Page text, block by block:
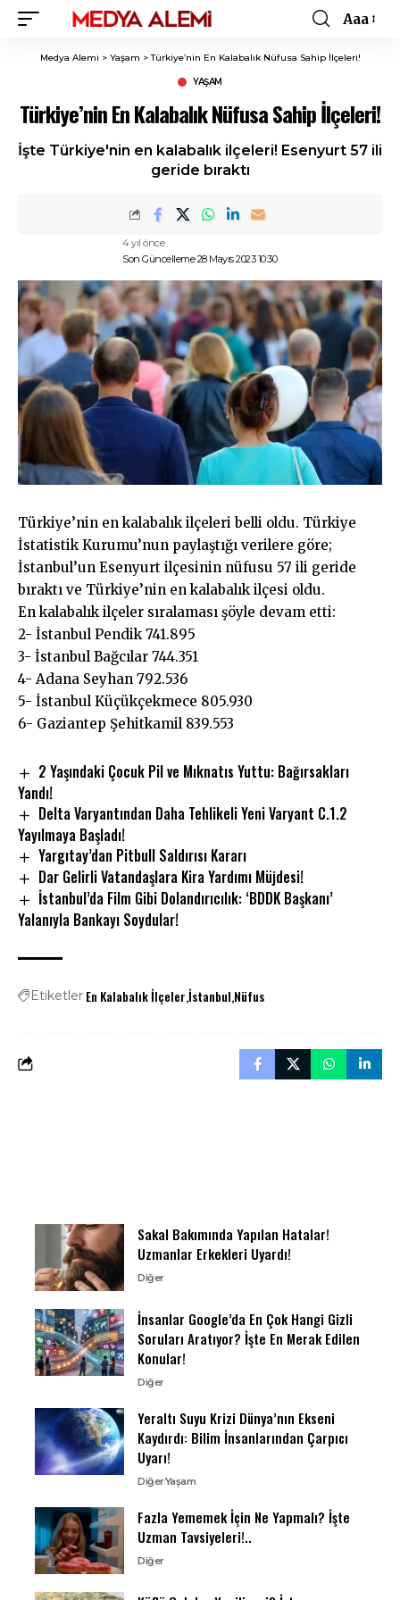
Font
Resizer
Aaa
Medya Alemi > Yaşam >Türkiye’nin En Kalabalık Nüfusa Sahip İlçeleri!
YAŞAM
Türkiye’nin En Kalabalık Nüfusa Sahip İlçeleri!
İşte Türkiye'nin en kalabalık ilçeleri! Esenyurt 57 ili
geride bıraktı
Son Güncelleme 28 Mayıs 2023 10:30
4 yıl önce
Türkiye’nin en kalabalık ilçeleri belli oldu. Türkiye
İstatistik Kurumu’nun paylaştığı verilere göre;
İstanbul’un Esenyurt ilçesinin nüfusu 57 ili geride
bıraktı ve Türkiye’nin en kalabalık ilçesi oldu.
En kalabalık ilçeler sıralaması şöyle devam etti:
2- İstanbul Pendik 741.895
3- İstanbul Bağcılar 744.351
4- Adana Seyhan 792.536
5- İstanbul Küçükçekmece 805.930
6- Gaziantep Şehitkamil 839.553
2 Yaşındaki Çocuk Pil ve Mıknatıs Yuttu: Bağırsakları
Yandı!
Delta Varyantından Daha Tehlikeli Yeni Varyant C.1.2
Yayılmaya Başladı!
Yargıtay’dan Pitbull Saldırısı Kararı
Dar Gelirli Vatandaşlara Kira Yardımı Müjdesi!
İstanbul’da Film Gibi Dolandırıcılık: ‘BDDK Başkanı’
Yalanıyla Bankayı Soydular!
Etiketler En Kalabalık İlçelerİstanbul Nüfus
Sakal Bakımında Yapılan Hatalar!
Uzmanlar Erkekleri Uyardı!
Diğer
İnsanlar Google’da En Çok Hangi Gizli
Soruları Aratıyor? İşte En Merak Edilen
Konular!
Diğer
Yeraltı Suyu Krizi Dünya’nın Ekseni
Kaydırdı: Bilim İnsanlarından Çarpıcı
Uyarı!
DiğerYaşam
Fazla Yememek İçin Ne Yapmalı? İşte
Uzman Tavsiyeleri!..
Diğer